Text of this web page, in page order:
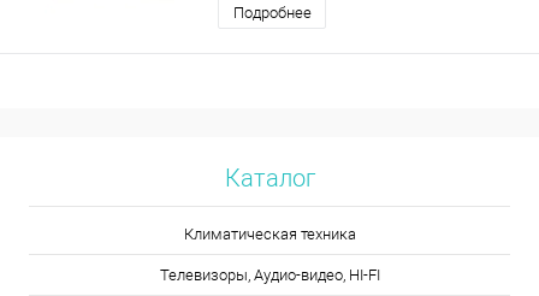
Подробнее
Каталог
Климатическая техника
Телевизоры, Аудио-видео, HI-FI